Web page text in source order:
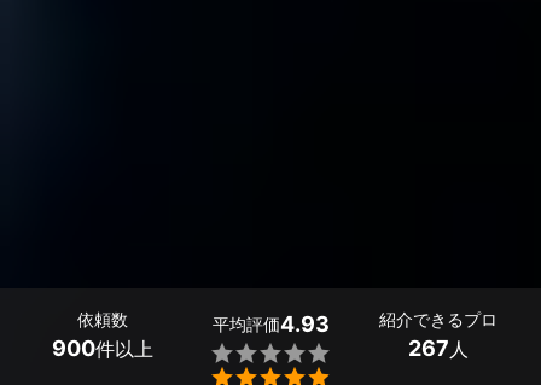
依頼数
900件以上
平均評価4.93


紹介できるプロ
267人